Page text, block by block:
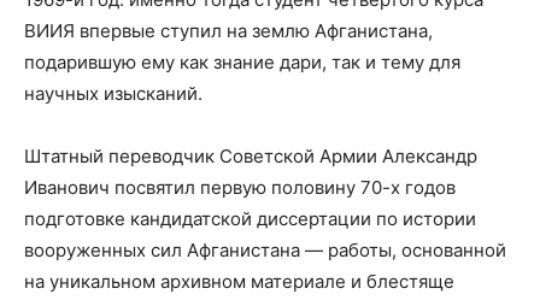
ВИИЯ впервые ступил на землю Афганистана,
подарившую ему как знание дари, так и тему для
научных изысканий.
Штатный переводчик Советской Армии Александр
Иванович посвятил первую половину 70-х годов
подготовке кандидатской диссертации по истории
вооруженных сил Афганистана — работы, основанной
на уникальном архивном материале и блестяще